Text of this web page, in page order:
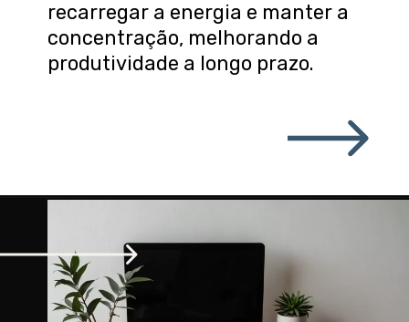
recarregar a energia e manter a
concentração, melhorando a
produtividade a longo prazo.